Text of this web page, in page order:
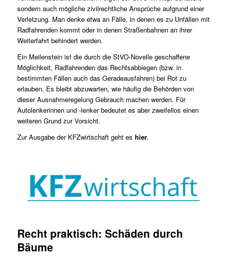
sondern auch mögliche zivilrechtliche Ansprüche aufgrund einer
Verletzung. Man denke etwa an Fälle, in denen es zu Unfällen mit
Radfahrenden kommt oder in denen Straßenbahnen an ihrer
Weiterfahrt behindert werden.
Ein Meilenstein ist die durch die StVO-Novelle geschaffene
Möglichkeit, Radfahrenden das Rechtsabbiegen (bzw. in
bestimmten Fällen auch das Geradeausfahren) bei Rot zu
erlauben. Es bleibt abzuwarten, wie häufig die Behörden von
dieser Ausnahmeregelung Gebrauch machen werden. Für
Autolenkerinnen und -lenker bedeutet es aber zweifellos einen
weiteren Grund zur Vorsicht.
Zur Ausgabe der KFZwirtschaft geht es hier.
Recht praktisch: Schäden durch
Bäume